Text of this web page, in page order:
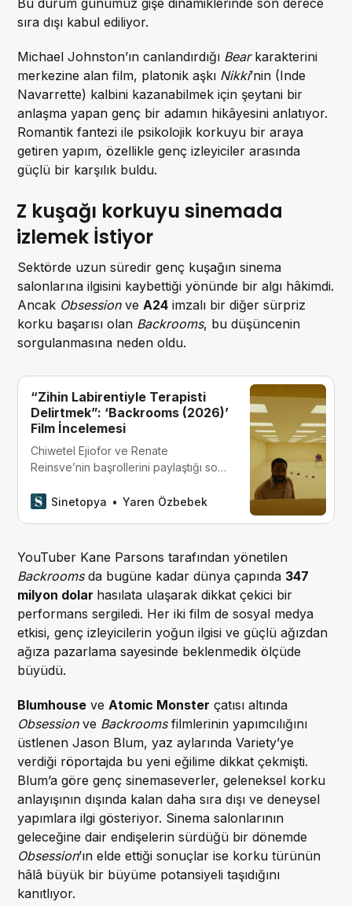
sıra dışı kabul ediliyor.
Michael Johnston’ın canlandırdığı Bearkarakterini
merkezine alan film, platonik aşkı Nikki’nin (Inde
Navarrette) kalbini kazanabilmek için şeytani bir
anlaşma yapan genç bir adamın hikâyesini anlatıyor.
Romantik fantezi ile psikolojik korkuyu bir araya
getiren yapım, özellikle genç izleyiciler arasında
güçlü bir karşılık buldu.
Z kuşağı korkuyu sinemada
izlemek İstiyor
Sektörde uzun süredir genç kuşağın sinema
salonlarına ilgisini kaybettiği yönünde bir algı hâkimdi.
Ancak Obsessionve A24 imzalı bir diğer sürpriz
korku başarısı olan Backrooms, bu düşüncenin
sorgulanmasına neden oldu.
“Zihin Labirentiyle Terapisti
Delirtmek”: ‘Backrooms (2026)’
Film İncelemesi
Chiwetel Ejiofor ve Renate
Reinsve’nin başrollerini paylaştığı son
‘Backrooms’, fiziksel bir kaçış
klostrofobik koridorlarda şifacının
nasıl kurbana dönüştüğünü gösteriyor.
Sinetopya Yaren Özbebek
YouTuber Kane Parsons tarafından yönetilen
Backroomsda bugüne kadar dünya çapında 347
milyon dolar hasılata ulaşarak dikkat çekici bir
performans sergiledi. Her iki film de sosyal medya
etkisi, genç izleyicilerin yoğun ilgisi ve güçlü ağızdan
ağıza pazarlama sayesinde beklenmedik ölçüde
büyüdü.
Blumhouse ve Atomic Monster çatısı altında
Obsessionve Backroomsfilmlerinin yapımcılığını
üstlenen Jason Blum, yaz aylarında Variety’ye
verdiği röportajda bu yeni eğilime dikkat çekmişti.
Blum’a göre genç sinemaseverler, geleneksel korku
anlayışının dışında kalan daha sıra dışı ve deneysel
yapımlara ilgi gösteriyor. Sinema salonlarının
geleceğine dair endişelerin sürdüğü bir dönemde
Obsession’ın elde ettiği sonuçlar ise korku türünün
hâlâ büyük bir büyüme potansiyeli taşıdığını
kanıtlıyor.